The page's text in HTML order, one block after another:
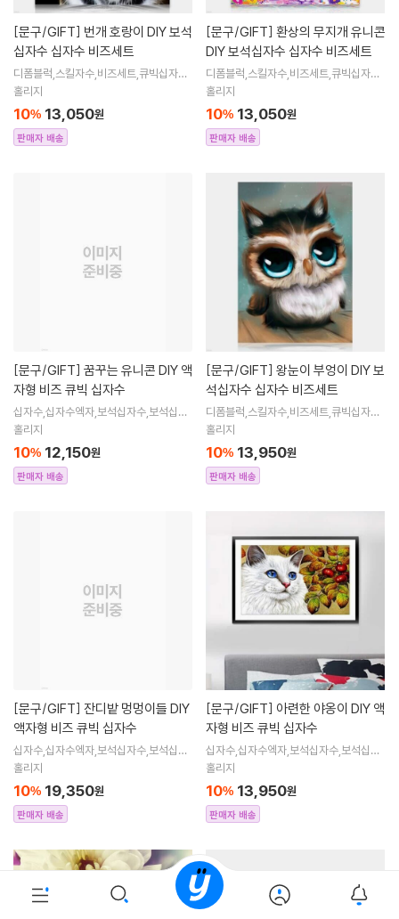
[문구/GIFT]
십자수 십자수 비즈세트
디폼블럭,스킬자수,비즈세트,큐빅십자수,
큐빅비즈,보석십자수액자,어린이보석십
수해바라
홀리지
10% 13,050원
판매자 배송
[문구/GIFT]
DIY 보석십자수 십자수 비즈세트
디폼블럭,스킬자수,비즈세트,큐빅십자수,
큐빅비즈,보석십자수액자,어린이보석십
수해바라
홀리지
10% 13,050원
판매자 배송
[문구/GIFT]
자형 비즈 큐빅 십자수
십자수,십자수엑자,보석십자수,보석십자
수엑자,직장인취미생활,취미,직장인취미,
홀리지
10% 12,150원
판매자 배송
[문구/GIFT]
석십자수 십자수 비즈세트
디폼블럭,스킬자수,비즈세트,큐빅십자수,
큐빅비즈,보석십자수액자,어린이보석십
수해바라
홀리지
10% 13,950원
판매자 배송
[문구/GIFT]
액자형 비즈 큐빅 십자수
십자수,십자수엑자,보석십자수,보석십자
수엑자,직장인취미생활,취미,직장인취미,
홀리지
10% 19,350원
판매자 배송
[문구/GIFT]
자형 비즈 큐빅 십자수
십자수,십자수엑자,보석십자수,보석십자
수엑자,직장인취미생활,취미,직장인취미,
홀리지
10% 13,950원
판매자 배송